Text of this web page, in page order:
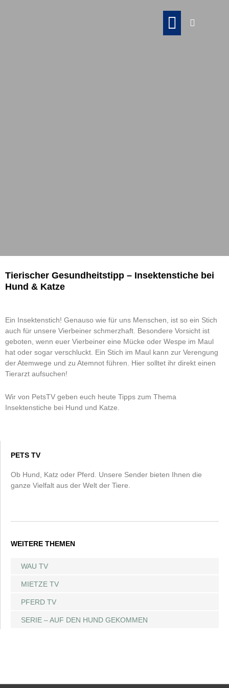
Tierischer Gesundheitstipp – Insektenstiche bei
Hund & Katze
Ein Insektenstich! Genauso wie für uns Menschen, ist so ein Stich
auch für unsere Vierbeiner schmerzhaft. Besondere Vorsicht ist
geboten, wenn euer Vierbeiner eine Mücke oder Wespe im Maul
hat oder sogar verschluckt. Ein Stich im Maul kann zur Verengung
der Atemwege und zu Atemnot führen. Hier solltet ihr direkt einen
Tierarzt aufsuchen!
Wir von PetsTV geben euch heute Tipps zum Thema
Insektenstiche bei Hund und Katze.
PETS TV
Ob Hund, Katz oder Pferd. Unsere Sender bieten Ihnen die
ganze Vielfalt aus der Welt der Tiere.
WEITERE THEMEN
WAU TV
MIETZE TV
PFERD TV
SERIE – AUF DEN HUND GEKOMMEN